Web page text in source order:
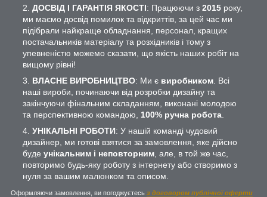
ДОСВІД І ГАРАНТІЯ ЯКОСТІ: Працюючи з 2015 року,
ми маємо досвід помилок та відкриттів, за цей час ми
підібрали найкраще обладнання, персонал, кращих
постачальників матеріалу та розхідників і тому з
упевненістю можемо сказати, що якість наших робіт на
вищому рівні!
ВЛАСНЕ ВИРОБНИЦТВО: Ми є виробником . Всі
наші вироби, починаючи від розробки дизайну та
закінчуючи фінальним складанням, виконані молодою
та перспективною командою, 100% ручна робота
УНІКАЛЬНІ РОБОТИ: У нашій команді чудовий
дизайнер, ми готові взятися за замовлення, яке дійсно
буде унікальним і неповторним , але, в той же час,
повторимо будь-яку роботу з інтернету або створимо з
нуля за вашим малюнком та описом.
Оформляючи замовлення, ви погоджуєтесь з договором публічної оферти